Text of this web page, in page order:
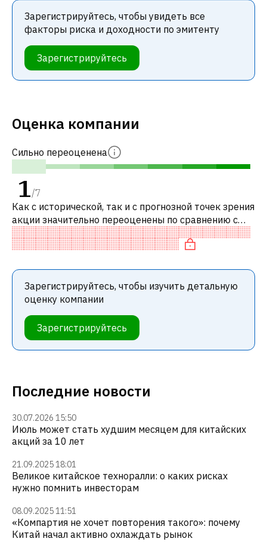
Зарегистрируйтесь, чтобы увидеть все
факторы риска и доходности по эмитенту
Зарегистрируйтесь
Последние новости
30.07.2026 15:50
Июль может стать худшим месяцем для китайских
акций за 10 лет
21.09.2025 18:01
Великое китайское техноралли: о каких рисках
нужно помнить инвесторам
08.09.2025 11:51
«Компартия не хочет повторения такого»: почему
Китай начал активно охлаждать рынок
Оценка компании
Сильно переоценена
1/7
Как с исторической, так и с прогнозной точек зрения
акции значительно переоценены по сравнению с
аналогичными акциями. В частности, акция
компании переоценена по P/E, «до
Зарегистрируйтесь, чтобы изучить детальную
оценку компании
Зарегистрируйтесь